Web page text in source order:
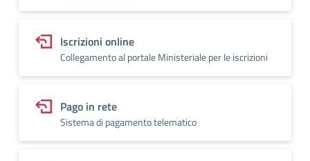
Iscrizioni online
Collegamento al portale Ministeriale per le iscrizioni
Pago in rete
Sistema di pagamento telematico